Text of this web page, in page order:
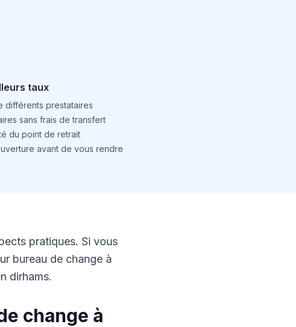
taux
différents prestataires
sans frais de transfert
du point de retrait
avant de vous rendre
pratiques. Si vous
bureau de change à
dirhams.
change à